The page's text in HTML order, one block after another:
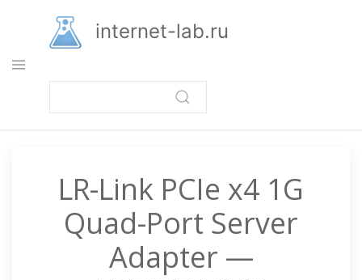
основному
содержанию
internet-lab.ru
LR-Link PCIe x4 1G
Quad-Port Server
Adapter —